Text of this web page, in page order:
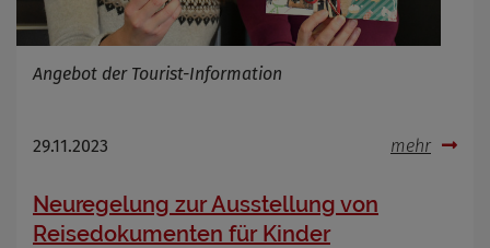
Angebot der Tourist-Information
29.11.2023 mehr
Neuregelung zur Ausstellung von
Reisedokumenten für Kinder